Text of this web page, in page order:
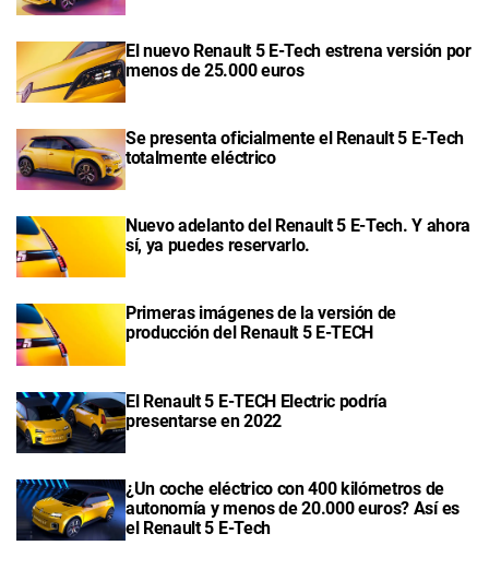
El nuevo Renault 5 E-Tech estrena versión por
menos de 25.000 euros
Se presenta oficialmente el Renault 5 E-Tech
totalmente eléctrico
Nuevo adelanto del Renault 5 E-Tech. Y ahora
sí, ya puedes reservarlo.
Primeras imágenes de la versión de
producción del Renault 5 E-TECH
El Renault 5 E-TECH Electric podría
presentarse en 2022
¿Un coche eléctrico con 400 kilómetros de
autonomía y menos de 20.000 euros? Así es
el Renault 5 E-Tech